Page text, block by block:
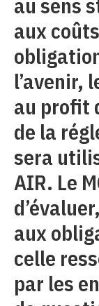
aux
l’avenir,
au profit
de la
sera
AIR. Le
aux
celle
par les